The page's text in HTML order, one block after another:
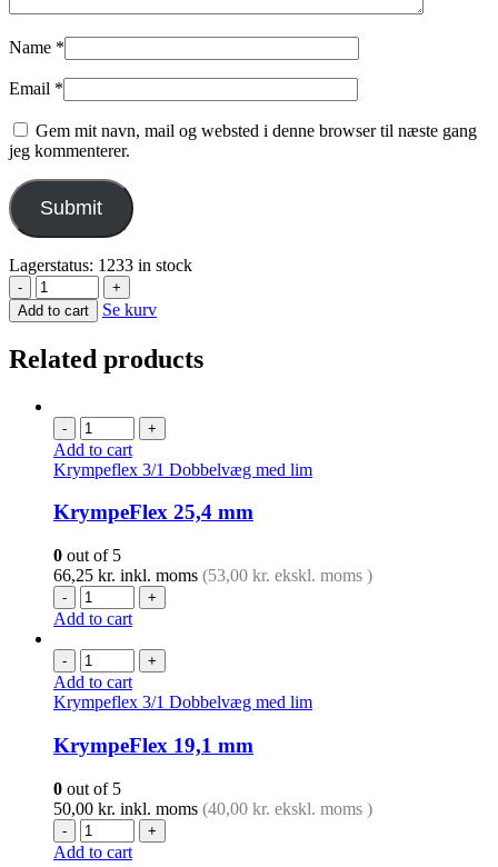
Name *
Email *
Gem mit navn, mail og websted i denne browser til næste gang
jeg kommenterer.
Lagerstatus: 1233 in stock
-
+
Add to cart
Se kurv
Related products
- +
Add to cart
Krympeflex 3/1 Dobbelvæg med lim
KrympeFlex 25,4 mm
0 out of 5
66,25 kr. inkl. moms (53,00 kr. ekskl. moms )
- +
Add to cart
- +
Add to cart
Krympeflex 3/1 Dobbelvæg med lim
KrympeFlex 19,1 mm
0 out of 5
50,00 kr. inkl. moms (40,00 kr. ekskl. moms )
- +
Add to cart